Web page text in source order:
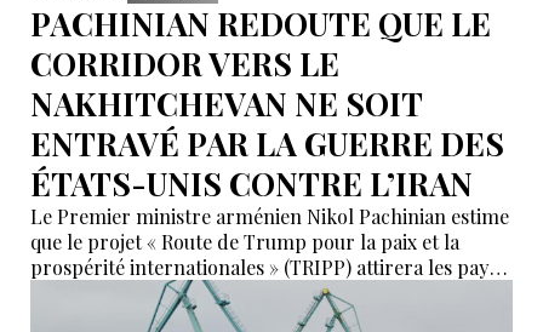
PACHINIAN REDOUTE QUE LE
CORRIDOR VERS LE
NAKHITCHEVAN NE SOIT
ENTRAVÉ PAR LA GUERRE DES
ÉTATS-UNIS CONTRE L’IRAN
Le Premier ministre arménien Nikol Pachinian estime
que le projet « Route de Trump pour la paix et la
prospérité internationales » (TRIPP) attirera les pays
de la région, mais il a également déclaré que
l’instabilité régionale pourrait entraver sa mise en